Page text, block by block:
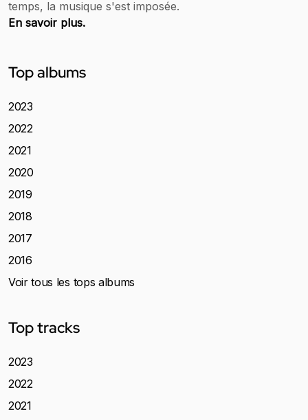
temps, la musique s'est imposée.
En savoir plus.
Top albums
2023
2022
2021
2020
2019
2018
2017
2016
Voir tous les tops albums
Top tracks
2023
2022
2021